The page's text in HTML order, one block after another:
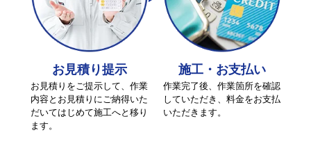
お見積り提示
お見積りをご提示して、作業
内容とお見積りにご納得いた
だいてはじめて施工へと移り
ます。
施工・お支払い
作業完了後、作業箇所を確認
していただき、料金をお支払
いただきます。